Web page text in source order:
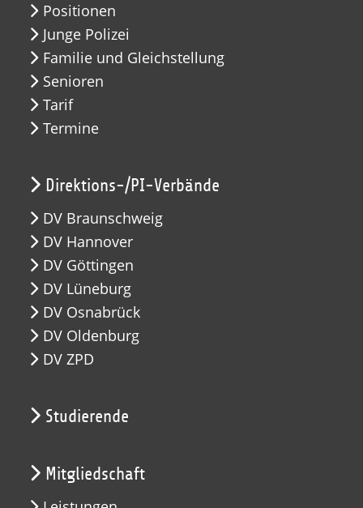
Positionen
Junge Polizei
Familie und Gleichstellung
Senioren
Tarif
Termine
Direktions-/PI-Verbände
DV Braunschweig
DV Hannover
DV Göttingen
DV Lüneburg
DV Osnabrück
DV Oldenburg
DV ZPD
Studierende
Mitgliedschaft